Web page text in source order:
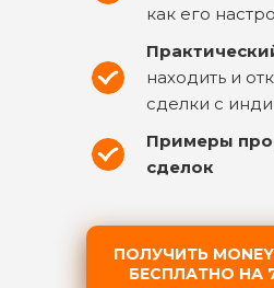
ПОЛУЧИТЬ MONEY
БЕСПЛАТНО НА
как его
находить и
сделки с
Примеры
сделок